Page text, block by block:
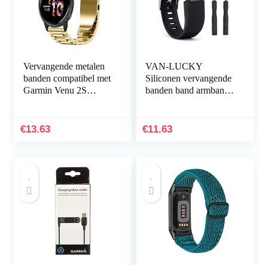
Vervangende metalen
banden compatibel met
Garmin Venu 2S
horlogeband bandjes
€13.63
VAN-LUCKY
Siliconen vervangende
banden band armband
accessoires groot
€11.63